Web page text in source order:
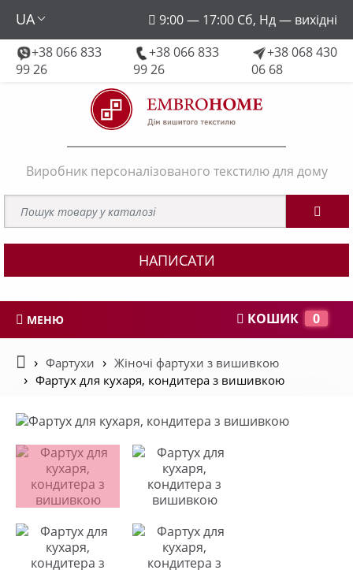
UA
9:00 — 17:00 Сб, Нд — вихідні
+38 066 833
99 26
+38 066 833
99 26
+38 068 430
06 68
embroforhome@gmail.com
Виробник персоналізованого текстилю для дому
НАПИСАТИ
МЕНЮ КОШИК 0
Фартухи
Жіночі фартухи з вишивкою
Фартух для кухаря, кондитера з вишивкою